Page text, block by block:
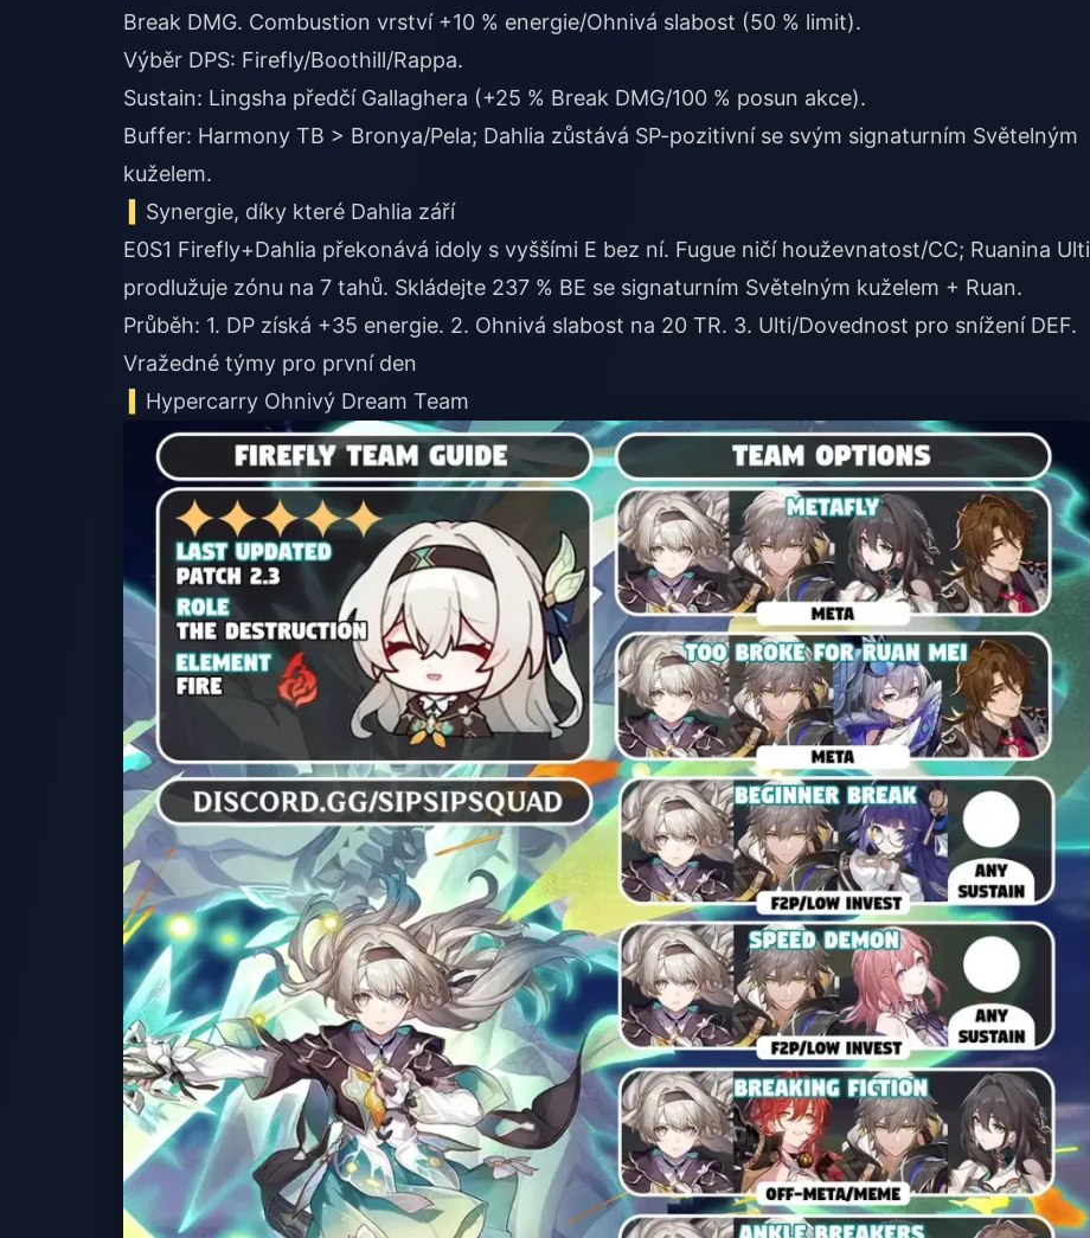
Break DMG. Combustion vrství +10 % energie/Ohnivá slabost (50 % limit).
Výběr DPS: Firefly/Boothill/Rappa.
Sustain: Lingsha předčí Gallaghera (+25 % Break DMG/100 % posun akce).
Buffer: Harmony TB > Bronya/Pela; Dahlia zůstává SP-pozitivní se svým signaturním Světelným
kuželem.
Synergie, díky které Dahlia září
E0S1 Firefly+Dahlia překonává idoly s vyššími E bez ní. Fugue ničí houževnatost/CC; Ruanina Ulti
prodlužuje zónu na 7 tahů. Skládejte 237 % BE se signaturním Světelným kuželem + Ruan.
Průběh: 1. DP získá +35 energie. 2. Ohnivá slabost na 20 TR. 3. Ulti/Dovednost pro snížení DEF.
Vražedné týmy pro první den
Hypercarry Ohnivý Dream Team